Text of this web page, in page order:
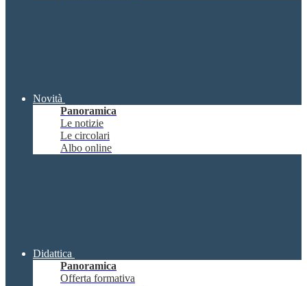
Novità
Panoramica
Le notizie
Le circolari
Albo online
Didattica
Panoramica
Offerta formativa